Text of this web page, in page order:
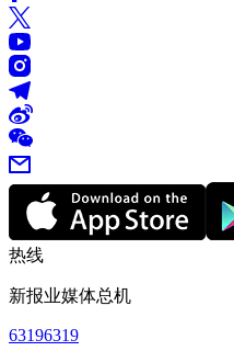
热线
新报业媒体总机
63196319